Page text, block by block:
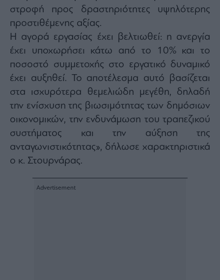
στροφή προς δραστηριότητες υψηλότερης
προστιθέμενης αξίας.
Η αγορά εργασίας έχει βελτιωθεί: η ανεργία
έχει υποχωρήσει κάτω από το 10% και το
ποσοστό συμμετοχής στο εργατικό δυναμικό
έχει αυξηθεί. Το αποτέλεσμα αυτό βασίζεται
στα ισχυρότερα θεμελιώδη μεγέθη, δηλαδή
την ενίσχυση της βιωσιμότητας των δημόσιων
οικονομικών, την ενδυνάμωση του τραπεζικού
συστήματος και την αύξηση της
ανταγωνιστικότητας», δήλωσε χαρακτηριστικά
ο κ. Στουρνάρας.